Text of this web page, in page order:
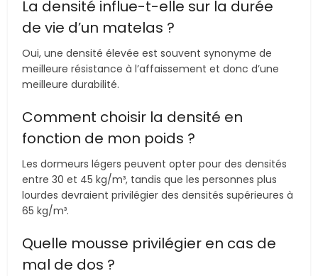
La densité influe-t-elle sur la durée
de vie d’un matelas ?
Oui, une densité élevée est souvent synonyme de
meilleure résistance à l’affaissement et donc d’une
meilleure durabilité.
Comment choisir la densité en
fonction de mon poids ?
Les dormeurs légers peuvent opter pour des densités
entre 30 et 45 kg/m³, tandis que les personnes plus
lourdes devraient privilégier des densités supérieures à
65 kg/m³.
Quelle mousse privilégier en cas de
mal de dos ?